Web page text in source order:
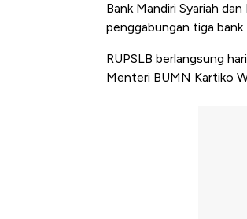
Bank Mandiri Syariah
penggabungan tiga
RUPSLB berlangsung
Menteri BUMN Kartiko